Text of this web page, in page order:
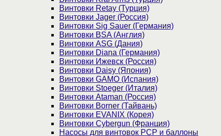
Винтовки Retay (Турция)
Винтовки Jager (Россия)
Винтовки Sig Sauer (Германия)
Винтовки BSA (Англия)
Винтовки ASG (Дания)
Винтовки Diana (Германия)
Винтовки Ижевск (Россия)
Винтовки Daisy (Япония)
Винтовки GAMO (Испания)
Винтовки Stoeger (Италия)
Винтовки Ataman (Россия)
Винтовки Borner (Тайвань)
Винтовки EVANIX (Корея)
Винтовки Cybergun (Франция)
Насосы для винтовок PCP и баллоны